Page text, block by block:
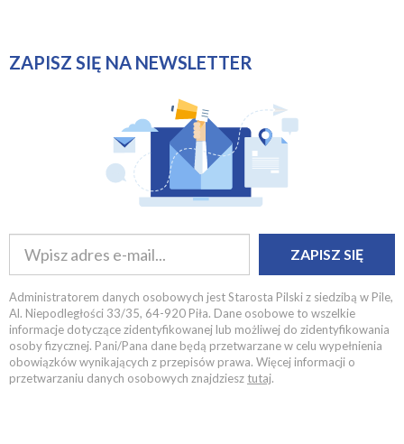
ZAPISZ SIĘ NA NEWSLETTER
ZAPISZ SIĘ
Administratorem danych osobowych jest Starosta Pilski z siedzibą w Pile,
Al. Niepodległości 33/35, 64-920 Piła. Dane osobowe to wszelkie
informacje dotyczące zidentyfikowanej lub możliwej do zidentyfikowania
osoby fizycznej. Pani/Pana dane będą przetwarzane w celu wypełnienia
obowiązków wynikających z przepisów prawa. Więcej informacji o
przetwarzaniu danych osobowych znajdziesz tutaj.